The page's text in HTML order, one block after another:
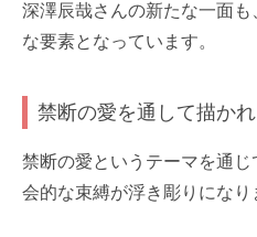
深澤辰哉さんの新たな一面
な要素となっています。
禁断の愛を通して描か
禁断の愛というテーマを通
会的な束縛が浮き彫りになり